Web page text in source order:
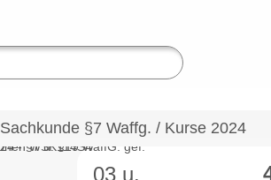
Sachkunde §7 Waffg. / Kurse 2024
03 u.